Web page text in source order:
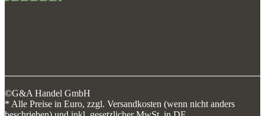
©G&A Handel GmbH
* Alle Preise in Euro, zzgl. Versandkosten (wenn nicht anders